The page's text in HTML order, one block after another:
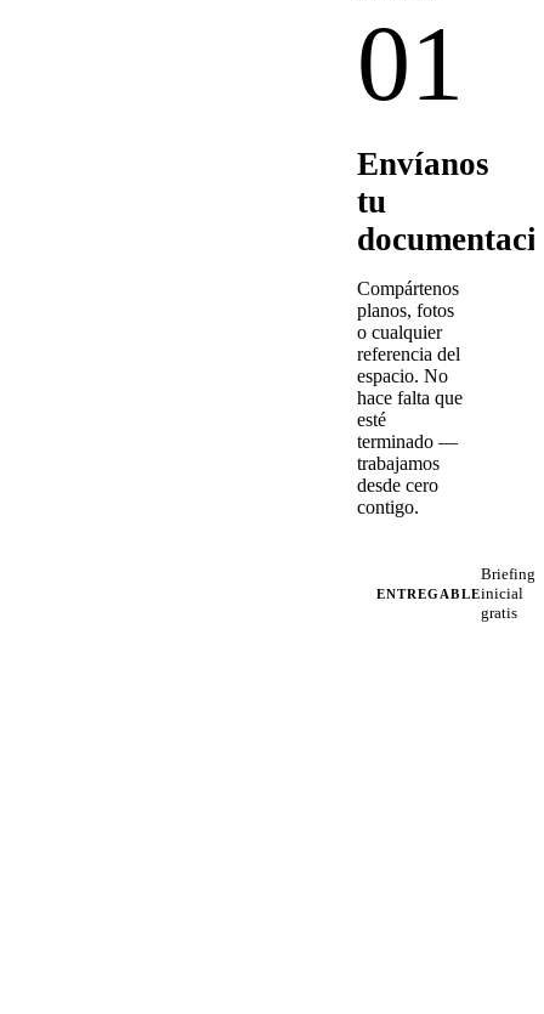
01
Envíanos
tu
Compártenos
planos, fotos
o cualquier
referencia del
espacio. No
hace falta que
esté
terminado —
trabajamos
desde cero
contigo.
ENTREGABLE
Briefing
inicial
gratis